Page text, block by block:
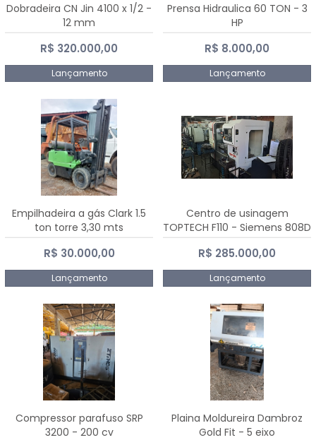
Dobradeira CN Jin 4100 x 1/2 -
12 mm
R$ 320.000,00
Lançamento
Prensa Hidraulica 60 TON - 3
HP
R$ 8.000,00
Lançamento
Empilhadeira a gás Clark 1.5
ton torre 3,30 mts
R$ 30.000,00
Lançamento
Centro de usinagem
TOPTECH F110 - Siemens 808D
Advanced
R$ 285.000,00
Lançamento
Compressor parafuso SRP
3200 - 200 cv
Plaina Moldureira Dambroz
Gold Fit - 5 eixo